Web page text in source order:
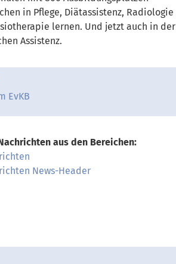
in Pflege, Diätassistenz, Radiologie
lernen. Und jetzt auch in der
Assistenz.
EvKB
aus den Bereichen:
News-Header